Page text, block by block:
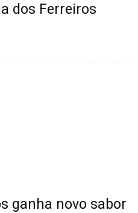
dos Ferreiros
ganha novo sabor